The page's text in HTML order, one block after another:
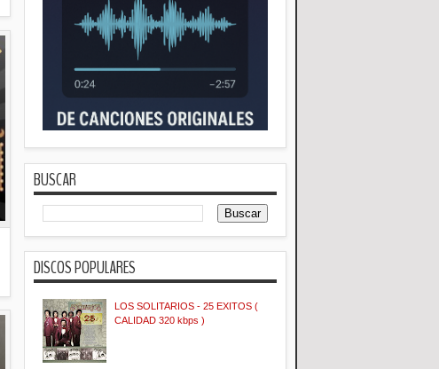
BUSCAR
DISCOS POPULARES
LOS SOLITARIOS - 25 EXITOS (
CALIDAD 320 kbps )